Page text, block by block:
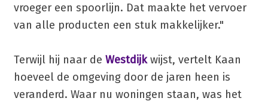
vroeger een spoorlijn. Dat maakte het vervoer
van alle producten een stuk makkelijker."
Terwijl hij naar de Westdijkwijst, vertelt Kaan
hoeveel de omgeving door de jaren heen is
veranderd. Waar nu woningen staan, was het